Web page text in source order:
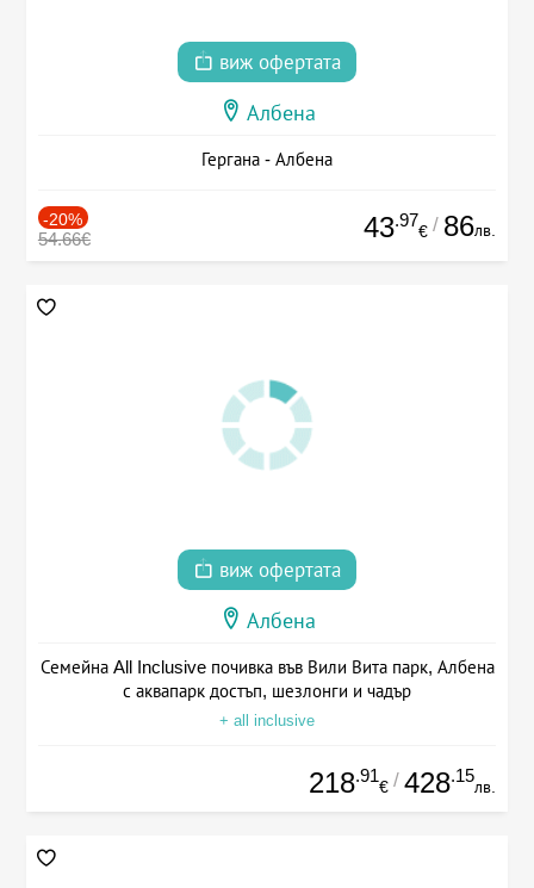
виж офертата
Албена
Гергана - Албена
-20%
54.66€ 43.97
€ / 86лв.
виж офертата
Албена
Семейна All Inclusive почивка във Вили Вита парк, Албена
с аквапарк достъп, шезлонги и чадър
+ all inclusive
218.91
€ / 428.15
лв.